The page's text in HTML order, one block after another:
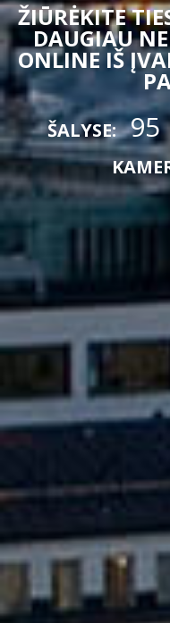
ŽIŪRĖKITE
DAUGIAU
ONLINE IŠ
ŠALYSE: 95